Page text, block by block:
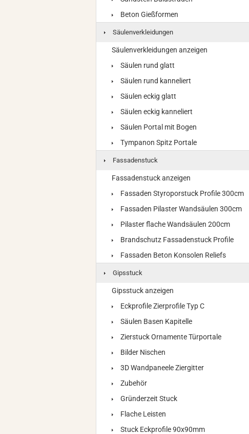
Beton Gießformen
Säulenverkleidungen
Säulenverkleidungen anzeigen
Säulen rund glatt
Säulen rund kanneliert
Säulen eckig glatt
Säulen eckig kanneliert
Säulen Portal mit Bogen
Tympanon Spitz Portale
Fassadenstuck
Fassadenstuck anzeigen
Fassaden Styroporstuck Profile 300cm
Fassaden Pilaster Wandsäulen 300cm
Pilaster flache Wandsäulen 200cm
Brandschutz Fassadenstuck Profile
Fassaden Beton Konsolen Reliefs
Gipsstuck
Gipsstuck anzeigen
Eckprofile Zierprofile Typ C
Säulen Basen Kapitelle
Zierstuck Ornamente Türportale
Bilder Nischen
3D Wandpaneele Ziergitter
Zubehör
Gründerzeit Stuck
Flache Leisten
Stuck Eckprofile 90x90mm